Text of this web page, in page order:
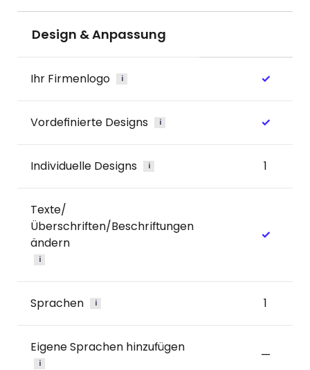
Design & Anpassung
Ihr Firmenlogo i ✓
Vordefinierte Designs i ✓
Individuelle Designs i 1
Texte/
Überschriften/Beschriftungen
ändern
i
✓
Sprachen i 1
Eigene Sprachen hinzufügen
i
—